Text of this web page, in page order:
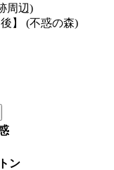
周辺)
】 (不惑の森)
ン